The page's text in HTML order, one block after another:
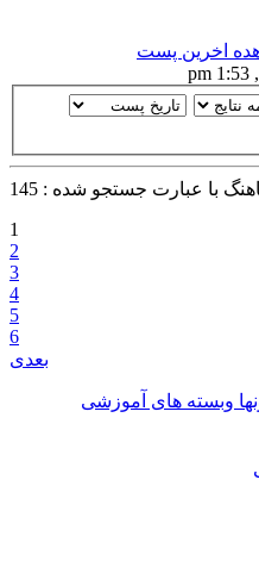
اخرین پست
با عبارت جستجو شده : 145
1
2
3
4
5
6
بعدی
وبسته های آموزشی